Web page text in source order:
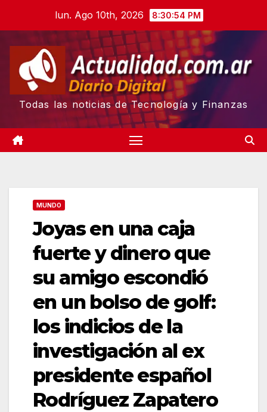
content
lun. Ago 10th, 2026 8:30:55 PM
Todas las noticias de Tecnología y Finanzas
MUNDO
Joyas en una caja
fuerte y dinero que
su amigo escondió
en un bolso de golf:
los indicios de la
investigación al ex
presidente español
Rodríguez Zapatero